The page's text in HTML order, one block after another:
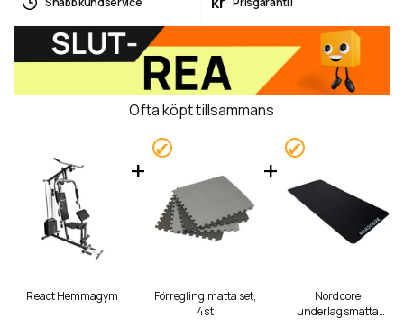
Ofta köpt tillsammans
React Hemmagym
Förregling matta set,
4st
Nordcore
underlagsmatta